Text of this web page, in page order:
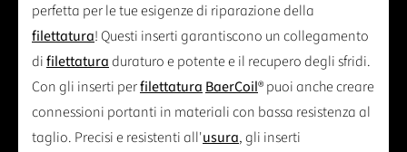
perfetta per le tue esigenze di riparazione della
filettatura! Questi inserti garantiscono un collegamento
difilettaturaduraturo e potente e il recupero degli sfridi.
Con gli inserti perfilettatura BaerCoil® puoi anche creare
connessioni portanti in materiali con bassa resistenza al
taglio. Precisi e resistenti all'usura, gli inserti